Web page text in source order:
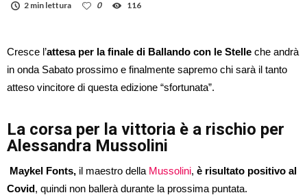
2 min lettura
0 116
Cresce l’attesa per la finale di Ballando con le Stelle che andrà
in onda Sabato prossimo e finalmente sapremo chi sarà il tanto
atteso vincitore di questa edizione “sfortunata”.
La corsa per la vittoria è a rischio per
Alessandra Mussolini
Maykel Fonts, il maestro della Mussolini, è risultato positivo al
Covid, quindi non ballerà durante la prossima puntata.